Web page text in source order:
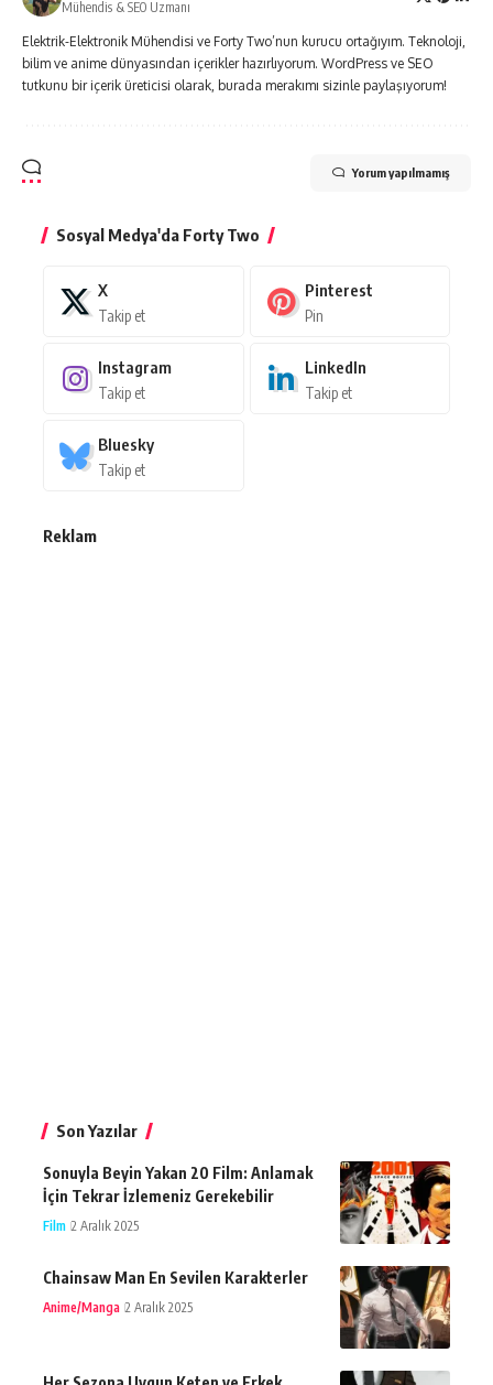
Mühendis & SEO Uzmanı
Elektrik-Elektronik Mühendisi ve Forty Two’nun kurucu ortağıyım. Teknoloji,
bilim ve anime dünyasından içerikler hazırlıyorum. WordPress ve SEO
tutkunu bir içerik üreticisi olarak, burada merakımı sizinle paylaşıyorum!
Yorum yapılmamış
Sosyal Medya'da Forty Two
X
Takip et
Pinterest
Pin
Instagram
Takip et
LinkedIn
Takip et
Bluesky
Takip et
Reklam
Son Yazılar
Sonuyla Beyin Yakan 20 Film: Anlamak
İçin Tekrar İzlemeniz Gerekebilir
Film 2 Aralık 2025
Chainsaw Man En Sevilen Karakterler
Anime/Manga 2 Aralık 2025